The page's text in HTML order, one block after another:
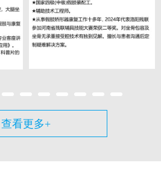
查看更多+